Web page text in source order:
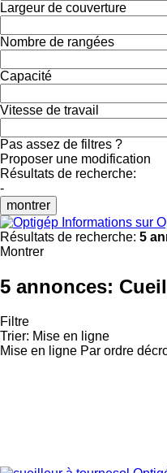
Largeur de couverture
Nombre de rangées
Capacité
Vitesse de travail
Pas assez de filtres ?
Proposer une modification
Résultats de recherche:
-
montrer
Informations sur
Résultats de recherche: 5
Montrer
5 annonces:
Filtre
Trier: Mise en ligne
Mise en ligne Par ordre